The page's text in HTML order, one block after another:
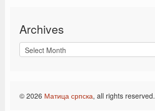
Archives
© 2026 Матица српска, all rights reserved.